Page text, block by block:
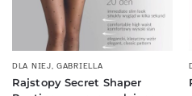
DLA NIEJ,GABRIELLA
Rajstopy Secret Shaper